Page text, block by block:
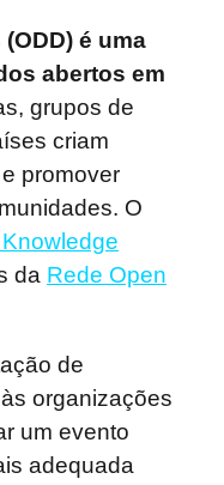
é uma
abertos em
grupos de
criam
promover
O
da Rede Open
de
organizações
um evento
adequada